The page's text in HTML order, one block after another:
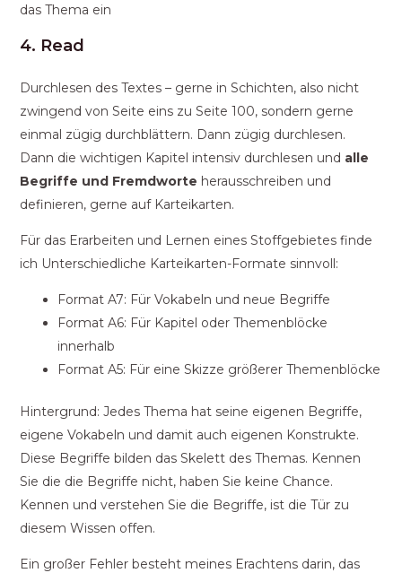
das Thema ein
4. Read
Durchlesen des Textes – gerne in Schichten, also nicht
zwingend von Seite eins zu Seite 100, sondern gerne
einmal zügig durchblättern. Dann zügig durchlesen.
Dann die wichtigen Kapitel intensiv durchlesen und alle
Begriffe und Fremdworte herausschreiben und
definieren, gerne auf Karteikarten.
Für das Erarbeiten und Lernen eines Stoffgebietes finde
ich Unterschiedliche Karteikarten-Formate sinnvoll:
Format A7: Für Vokabeln und neue Begriffe
Format A6: Für Kapitel oder Themenblöcke
innerhalb
Format A5: Für eine Skizze größerer Themenblöcke
Hintergrund: Jedes Thema hat seine eigenen Begriffe,
eigene Vokabeln und damit auch eigenen Konstrukte.
Diese Begriffe bilden das Skelett des Themas. Kennen
Sie die die Begriffe nicht, haben Sie keine Chance.
Kennen und verstehen Sie die Begriffe, ist die Tür zu
diesem Wissen offen.
Ein großer Fehler besteht meines Erachtens darin, das